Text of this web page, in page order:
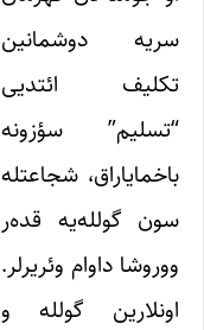
سریه دوشمانین
تکلیف ائتدیی
“تسلیم” سؤزونه
باخمایاراق، شجاعتله
سون گولله‌یه قده‌ر
ووروشا داوام وئریرلر.
اونلارین گولله و